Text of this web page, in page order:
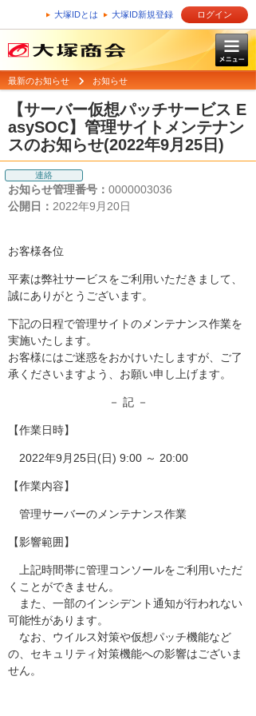
大塚IDとは 大塚ID新規登録 ログイン
最新のお知らせ お知らせ
【サーバー仮想パッチサービス E
asySOC】管理サイトメンテナン
スのお知らせ(2022年9月25日)
連絡
お知らせ管理番号： 0000003036
公開日： 2022年9月20日
お客様各位
平素は弊社サービスをご利用いただきまして、
誠にありがとうございます。
下記の日程で管理サイトのメンテナンス作業を
実施いたします。
お客様にはご迷惑をおかけいたしますが、ご了
承くださいますよう、お願い申し上げます。
－ 記 －
【作業日時】
2022年9月25日(日) 9:00 ～ 20:00
【作業内容】
管理サーバーのメンテナンス作業
【影響範囲】
上記時間帯に管理コンソールをご利用いただ
くことができません。
また、一部のインシデント通知が行われない
可能性があります。
なお、ウイルス対策や仮想パッチ機能など
の、セキュリティ対策機能への影響はございま
せん。